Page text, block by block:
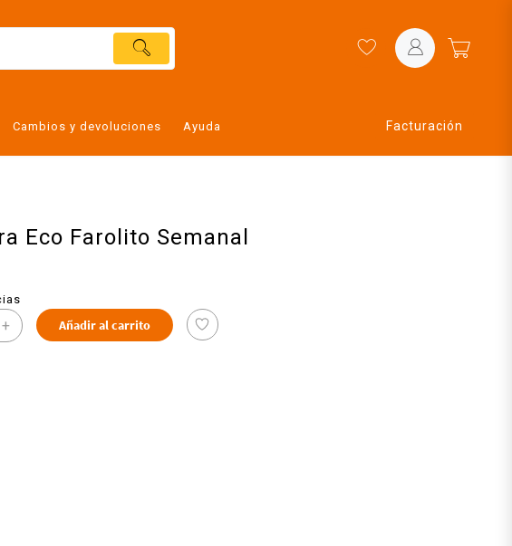
Cambios y devoluciones Ayuda Facturación
Eco Farolito Semanal
+ Añadir al carrito